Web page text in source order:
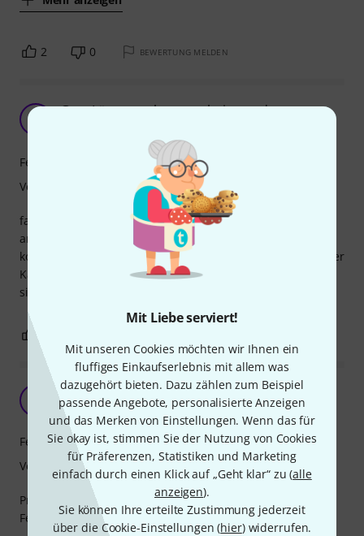
Mit Liebe serviert!
Mit unseren Cookies möchten wir Ihnen ein
fluffiges Einkaufserlebnis mit allem was
dazugehört bieten. Dazu zählen zum Beispiel
passende Angebote, personalisierte Anzeigen
und das Merken von Einstellungen. Wenn das für
Sie okay ist, stimmen Sie der Nutzung von Cookies
für Präferenzen, Statistiken und Marketing
einfach durch einen Klick auf „Geht klar“ zu (alle
anzeigen).
Sie können Ihre erteilte Zustimmung jederzeit
über die Cookie-Einstellungen (hier) widerrufen.
2 0 BEWERTUNG MELDEN
Gute Länge, sauber verarbeitet und
fairer Preis. Werde ich mir noch ein paar holen um besser
an die Busboards in meinem Doepfer Monster Base zu
kommen. Einige Hersteller sparen ja leider an der Länge der
Kabel bei ihren Modulen und die Monster Base Busboards
sind leider sehr weit hinten eingebaut.
Features
Verarbeitung
Hans8862 22.12.2018
Preisgünstig, funktioniert, was will man mehr? (Okay,
Features sind jetzt nicht so viele vorhanden ;-)
Features
Verarbeitung